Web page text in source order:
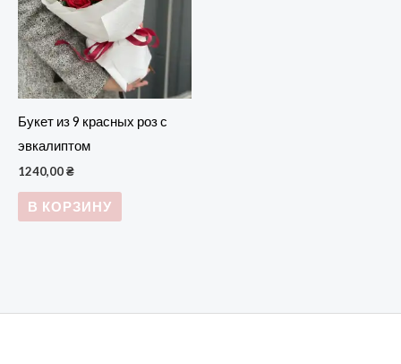
Букет из 9 красных роз с
эвкалиптом
1240,00₴
В КОРЗИНУ